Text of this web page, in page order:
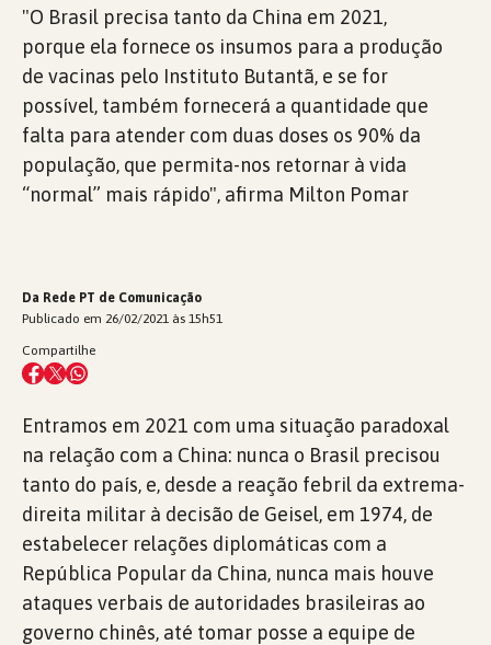
"O Brasil precisa tanto da China em 2021,
porque ela fornece os insumos para a produção
de vacinas pelo Instituto Butantã, e se for
possível, também fornecerá a quantidade que
falta para atender com duas doses os 90% da
população, que permita-nos retornar à vida
“normal” mais rápido", afirma Milton Pomar
Da Rede PT de Comunicação
Publicado em 26/02/2021 às 15h51
Compartilhe
Entramos em 2021 com uma situação paradoxal
na relação com a China: nunca o Brasil precisou
tanto do país, e, desde a reação febril da extrema-
direita militar à decisão de Geisel, em 1974, de
estabelecer relações diplomáticas com a
República Popular da China, nunca mais houve
ataques verbais de autoridades brasileiras ao
governo chinês, até tomar posse a equipe de